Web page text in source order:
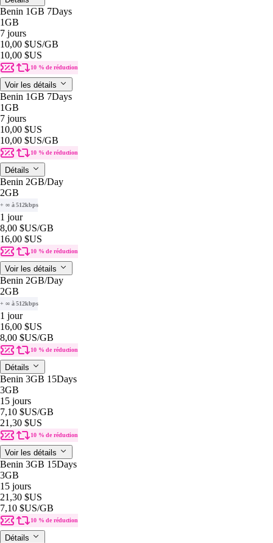
Benin 1GB 7Days
1GB
7 jours
10,00 $US/GB
10,00 $US
10 % de réduction
Voir les détails
Benin 1GB 7Days
1GB
7 jours
10,00 $US
10,00 $US/GB
10 % de réduction
Détails
Benin 2GB/Day
2GB
+ ∞ à 512kbps
1 jour
8,00 $US/GB
16,00 $US
10 % de réduction
Voir les détails
Benin 2GB/Day
2GB
+ ∞ à 512kbps
1 jour
16,00 $US
8,00 $US/GB
10 % de réduction
Détails
Benin 3GB 15Days
3GB
15 jours
7,10 $US/GB
21,30 $US
10 % de réduction
Voir les détails
Benin 3GB 15Days
3GB
15 jours
21,30 $US
7,10 $US/GB
10 % de réduction
Détails